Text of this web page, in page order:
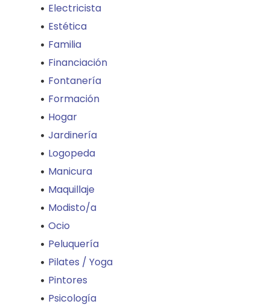
Electricista
Estética
Familia
Financiación
Fontanería
Formación
Hogar
Jardinería
Logopeda
Manicura
Maquillaje
Modisto/a
Ocio
Peluquería
Pilates / Yoga
Pintores
Psicología